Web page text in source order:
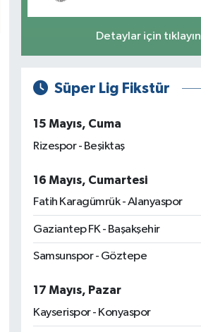
Detaylar için tıklayın
Süper Lig Fikstür
15 Mayıs, Cuma
Rizespor - Beşiktaş
16 Mayıs, Cumartesi
Fatih Karagümrük - Alanyaspor
Gaziantep FK - Başakşehir
Samsunspor - Göztepe
17 Mayıs, Pazar
Kayserispor - Konyaspor